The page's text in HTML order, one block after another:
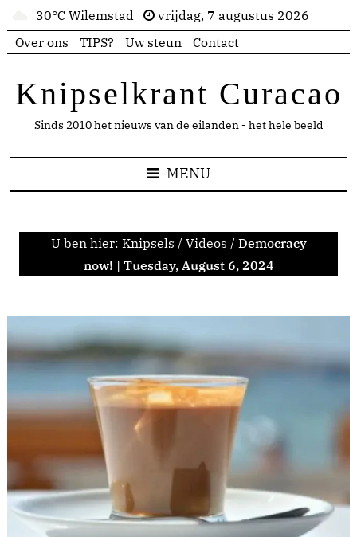
30°C Wilemstad
vrijdag, 7 augustus 2026
Over ons
TIPS? Uw steun Contact
Knipselkrant Curacao
Sinds 2010 het nieuws van de eilanden - het hele beeld
MENU
U ben hier: Knipsels / Videos / Democracy
now! | Tuesday, August 6, 2024